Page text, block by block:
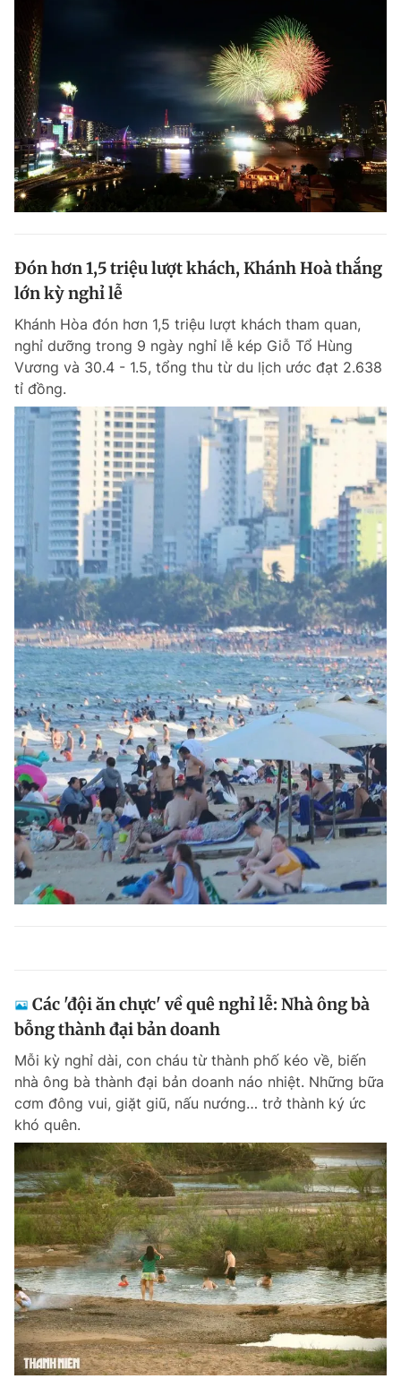
Đón hơn 1,5 triệu lượt khách, Khánh Hoà thắng
lớn kỳ nghỉ lễ
Khánh Hòa đón hơn 1,5 triệu lượt khách tham quan,
nghỉ dưỡng trong 9 ngày nghỉ lễ kép Giỗ Tổ Hùng
Vương và 30.4 - 1.5, tổng thu từ du lịch ước đạt 2.638
tỉ đồng.
Các 'đội ăn chực' về quê nghỉ lễ: Nhà ông bà
bỗng thành đại bản doanh
Mỗi kỳ nghỉ dài, con cháu từ thành phố kéo về, biến
nhà ông bà thành đại bản doanh náo nhiệt. Những bữa
cơm đông vui, giặt giũ, nấu nướng… trở thành ký ức
khó quên.